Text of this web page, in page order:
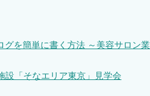
グを簡単に書く方法 ～美容サロン業
設「そなエリア東京」見学会